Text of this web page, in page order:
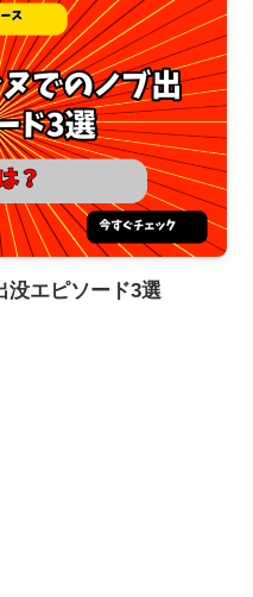
没エピソード3選